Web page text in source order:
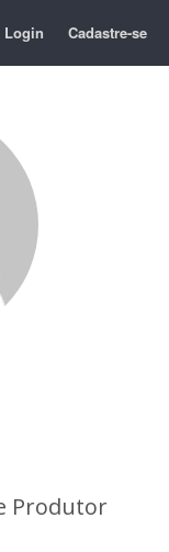
Login Cadastre-se
Produtor